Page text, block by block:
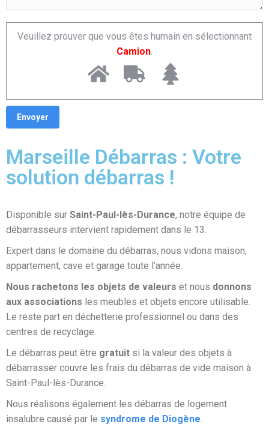
Veuillez prouver que vous êtes humain en sélectionnant
Camion.
Marseille Débarras : Votre
solution débarras !
Disponible sur Saint-Paul-lès-Durance, notre équipe de
débarrasseurs intervient rapidement dans le 13.
Expert dans le domaine du débarras, nous vidons maison,
appartement, cave et garage toute l’année.
Nous rachetons les objets de valeurs et nous donnons
aux associations les meubles et objets encore utilisable.
Le reste part en déchetterie professionnel ou dans des
centres de recyclage.
Le débarras peut être gratuit si la valeur des objets à
débarrasser couvre les frais du débarras de vide maison à
Saint-Paul-lès-Durance.
Nous réalisons également les débarras de logement
insalubre causé par le syndrome de Diogène